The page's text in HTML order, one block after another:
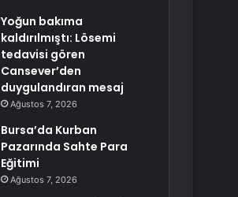
Yoğun bakıma
kaldırılmıştı: Lösemi
tedavisi gören
Cansever’den
duygulandıran mesaj
Ağustos 7, 2026
Bursa’da Kurban
Pazarında Sahte Para
Eğitimi
Ağustos 7, 2026